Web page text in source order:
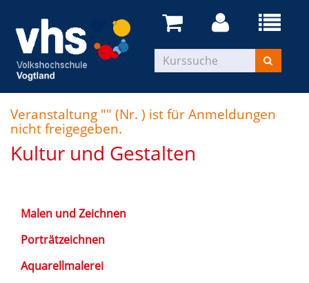
Veranstaltung "" (Nr. ) ist für Anmeldungen
nicht freigegeben.
Kultur und Gestalten
Malen und Zeichnen
Porträtzeichnen
Aquarellmalerei